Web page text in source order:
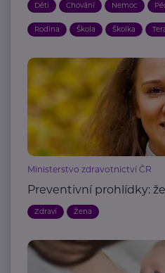
Děti Chování Nemoc
Rodina Škola Školka
Ministerstvo zdravotnictví ČR
Preventivní prohlídky:
Zdraví Žena